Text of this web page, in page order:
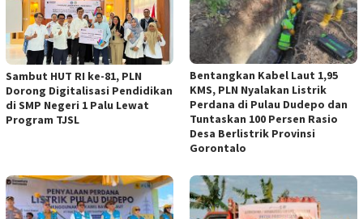
Sambut HUT RI ke-81, PLN
Dorong Digitalisasi Pendidikan
di SMP Negeri 1 Palu Lewat
Program TJSL
Bentangkan Kabel Laut 1,95
KMS, PLN Nyalakan Listrik
Perdana di Pulau Dudepo dan
Tuntaskan 100 Persen Rasio
Desa Berlistrik Provinsi
Gorontalo